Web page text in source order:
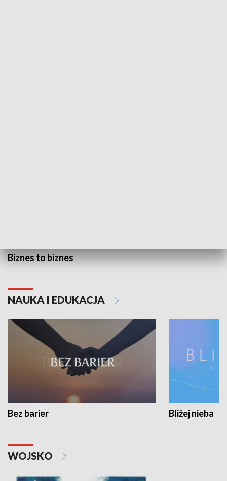
Biznes to biznes
NAUKA I EDUKACJA
Bez barier Bliżej nieba
WOJSKO